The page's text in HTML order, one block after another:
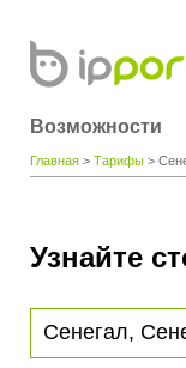
Возможности
Главная > Тарифы >
Узнайте